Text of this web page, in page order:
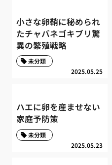
小さな卵鞘に秘められ
たチャバネゴキブリ驚
異の繁殖戦略
2025.05.25
未分類
ハエに卵を産ませない
家庭予防策
2025.05.23
未分類